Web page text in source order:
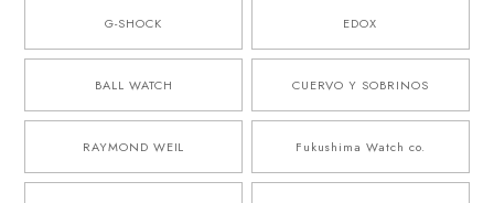
G-SHOCK EDOX
BALL WATCH CUERVO Y SOBRINOS
RAYMOND WEIL Fukushima Watch co.